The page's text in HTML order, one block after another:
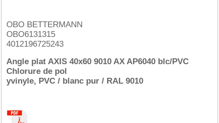
OBO BETTERMANN
OBO6131315
4012196725243
Angle plat AXIS 40x60 9010 AX AP6040 blc/PVC
Chlorure de pol
yvinyle, PVC / blanc pur / RAL 9010